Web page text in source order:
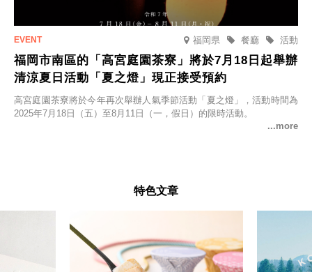
福岡県 活動
餐廳
福岡市南區的「高宮庭園茶寮」將於7月18日起舉辦
清涼夏日活動「夏之燈」現正接受預約
高宮庭園茶寮將於今年再次舉辦人氣季節活動「夏之燈」，活動時間為
2025年7月18日（五）至8月11日（一，假日）的限時活動。
特色文章